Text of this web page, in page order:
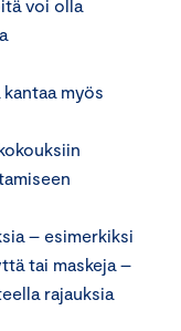
voi olla
myös
– esimerkiksi
tai maskeja –
rajauksia